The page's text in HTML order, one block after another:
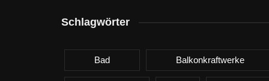
Schlagwörter
Bad Balkonkraftwerke